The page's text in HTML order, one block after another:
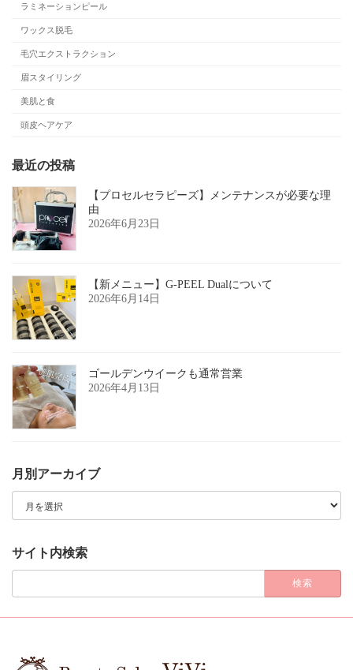
ラミネーションピール
ワックス脱毛
毛穴エクストラクション
眉スタイリング
美肌と食
頭皮ヘアケア
最近の投稿
【プロセルセラピーズ】メンテナンスが必要な理
由
2026年6月23日
【新メニュー】G-PEEL Dualについて
2026年6月14日
ゴールデンウイークも通常営業
2026年4月13日
月別アーカイブ
月
イ
ブ
サイト内検索
検